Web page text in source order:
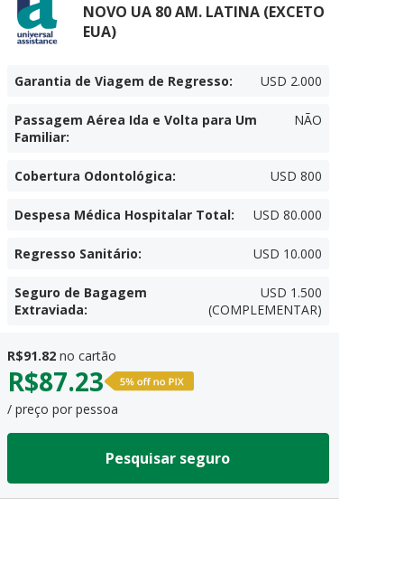
NOVO UA 80 AM. LATINA (EXCETO
EUA)
Garantia de Viagem de Regresso: USD 2.000
Passagem Aérea Ida e Volta para Um
Familiar:
NÃO
Cobertura Odontológica: USD 800
Despesa Médica Hospitalar Total: USD 80.000
Regresso Sanitário: USD 10.000
Seguro de Bagagem
Extraviada:
USD 1.500
(COMPLEMENTAR)
R$91.82no cartão
R$87.23
/ preço por pessoa
Pesquisar seguro